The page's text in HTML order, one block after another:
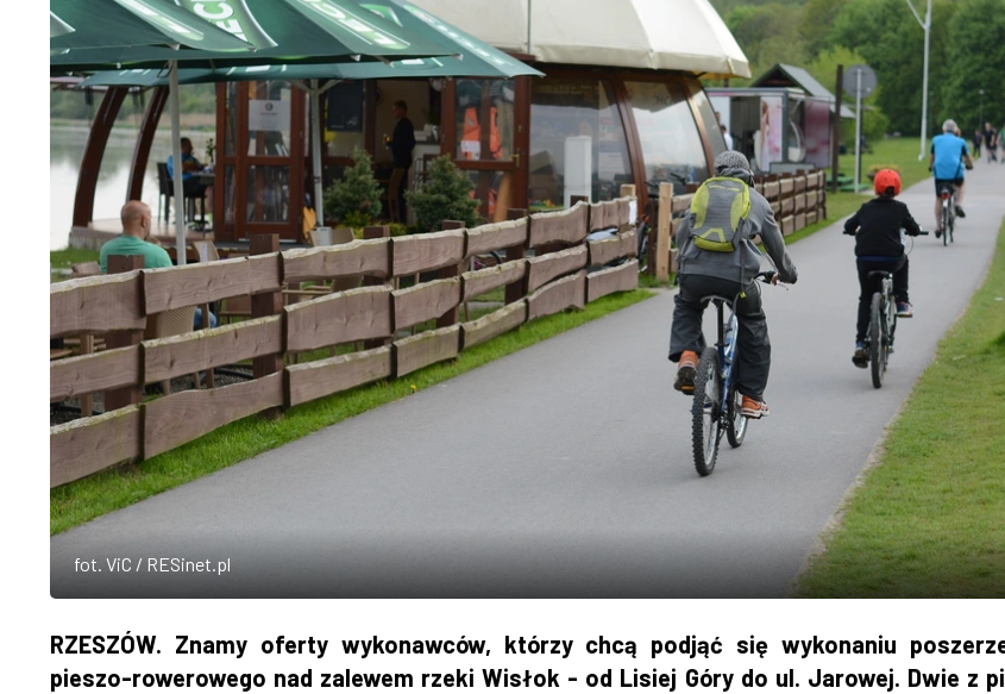
fot. ViC / RESinet.pl
RZESZÓW. Znamy oferty wykonawców, którzy chcą podjąć się wykonaniu
pieszo-rowerowego nad zalewem rzeki Wisłok - od Lisiej Góry do ul. Jarowej. Dwie z